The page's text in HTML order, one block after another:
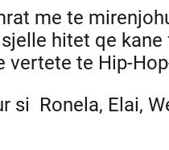
me te
hitet qe
vertete te Hip-
si Ronela, Elai,